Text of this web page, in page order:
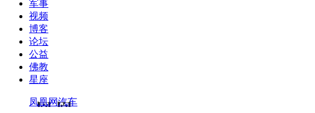
军事
视频
博客
论坛
公益
佛教
星座
凤凰网汽车